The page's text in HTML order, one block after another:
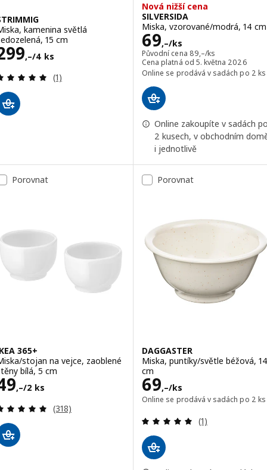
kamenina světlá
15 cm
,–/4 ks
299,–/4 ks
Recenze: 5 z 5 hvězdy. Celkem recenzí:
(1)
Nová nižší cena
SILVERSIDA
Miska, vzorované/modrá, 14 cm
69,–/ks
Cena 69,–/ks
Původní cena 89,–/ks
Původní cena 89,–/ks
Cena platná od 5. května 2026
Online se prodává v sadách po 2 ks
Online zakoupíte v sadách
2 kusech, v obchodním
i jednotlivě
Porovnat
365+
stojan na vejce, zaoblené
bílá, 5 cm
,–/2 ks49,–/2 ks
Recenze: 4.9 z 5 hvězdy. Celkem recenzí:
(318)
Porovnat
DAGGASTER
Miska, puntíky/světle béžová, 14
cm
69,–/ks
Cena 69,–/ks
Online se prodává v sadách po 2 ks
Recenze: 5 z 5
(1)